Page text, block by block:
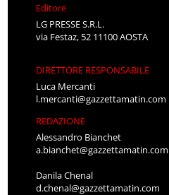
Editore
LG PRESSE S.R.L.
via Festaz, 52 11100 AOSTA
DIRETTORE RESPONSABILE
Luca Mercanti
l.mercanti@gazzettamatin.com
REDAZIONE
Alessandro Bianchet
a.bianchet@gazzettamatin.com
Danila Chenal
d.chenal@gazzettamatin.com